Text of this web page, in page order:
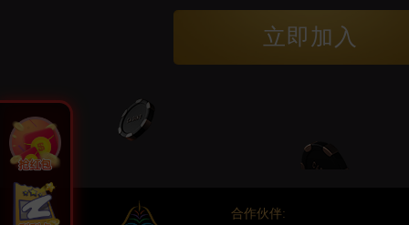
立即加入
合作伙伴: